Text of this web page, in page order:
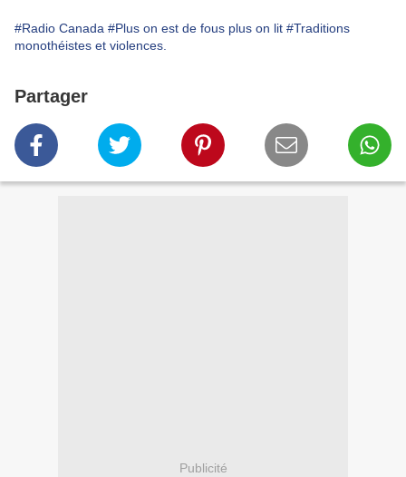
#Radio Canada #Plus on est de fous plus on lit #Traditions
monothéistes et violences.
Partager
Publicité